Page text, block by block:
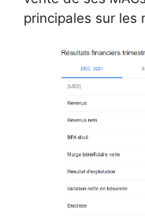
principales sur les